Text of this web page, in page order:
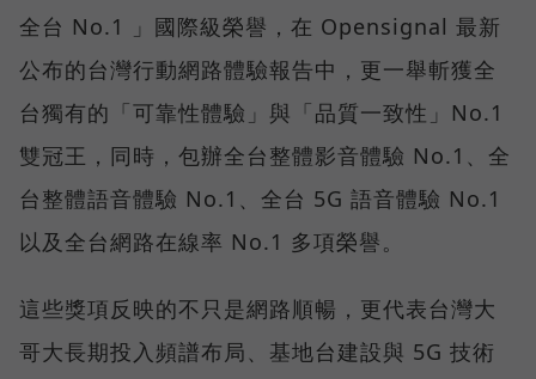
全台 No.1 」國際級榮譽，在 Opensignal 最新
公布的台灣行動網路體驗報告中，更一舉斬獲全
台獨有的「可靠性體驗」與「品質一致性」No.1
雙冠王，同時，包辦全台整體影音體驗 No.1、全
台整體語音體驗 No.1、全台 5G 語音體驗 No.1
以及全台網路在線率 No.1 多項榮譽。
這些獎項反映的不只是網路順暢，更代表台灣大
哥大長期投入頻譜布局、基地台建設與 5G 技術